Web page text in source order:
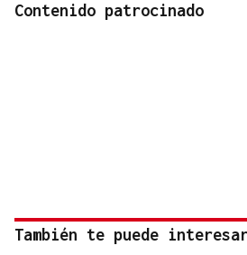
Contenido patrocinado
También te puede